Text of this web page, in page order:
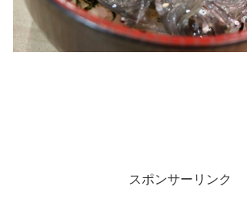
スポンサーリンク